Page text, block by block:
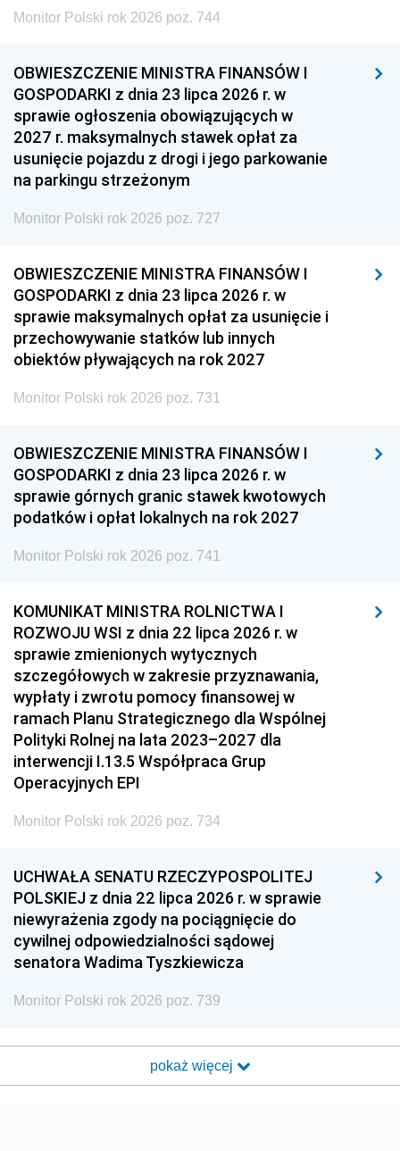
Monitor Polski rok 2026 poz. 744
OBWIESZCZENIE MINISTRA FINANSÓW I
GOSPODARKI z dnia 23 lipca 2026 r. w
sprawie ogłoszenia obowiązujących w
2027 r. maksymalnych stawek opłat za
usunięcie pojazdu z drogi i jego parkowanie
na parkingu strzeżonym
Monitor Polski rok 2026 poz. 727
OBWIESZCZENIE MINISTRA FINANSÓW I
GOSPODARKI z dnia 23 lipca 2026 r. w
sprawie maksymalnych opłat za usunięcie i
przechowywanie statków lub innych
obiektów pływających na rok 2027
Monitor Polski rok 2026 poz. 731
OBWIESZCZENIE MINISTRA FINANSÓW I
GOSPODARKI z dnia 23 lipca 2026 r. w
sprawie górnych granic stawek kwotowych
podatków i opłat lokalnych na rok 2027
Monitor Polski rok 2026 poz. 741
KOMUNIKAT MINISTRA ROLNICTWA I
ROZWOJU WSI z dnia 22 lipca 2026 r. w
sprawie zmienionych wytycznych
szczegółowych w zakresie przyznawania,
wypłaty i zwrotu pomocy finansowej w
ramach Planu Strategicznego dla Wspólnej
Polityki Rolnej na lata 2023–2027 dla
interwencji I.13.5 Współpraca Grup
Operacyjnych EPI
Monitor Polski rok 2026 poz. 734
UCHWAŁA SENATU RZECZYPOSPOLITEJ
POLSKIEJ z dnia 22 lipca 2026 r. w sprawie
niewyrażenia zgody na pociągnięcie do
cywilnej odpowiedzialności sądowej
senatora Wadima Tyszkiewicza
Monitor Polski rok 2026 poz. 739
pokaż więcej